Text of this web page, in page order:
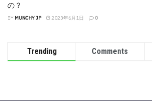
の？
BY MUNCHY JP 2023年6月1日 0
Trending Comments